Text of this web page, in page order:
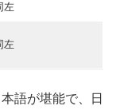
左
左
語が堪能で、日